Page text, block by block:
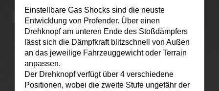
Einstellbare Gas Shocks sind die neuste
Entwicklung von Profender. Über einen
Drehknopf am unteren Ende des Stoßdämpfers
lässt sich die Dämpfkraft blitzschnell von Außen
an das jeweilige Fahrzeuggewicht oder Terrain
anpassen.
Der Drehknopf verfügt über 4 verschiedene
Positionen, wobei die zweite Stufe ungefähr der